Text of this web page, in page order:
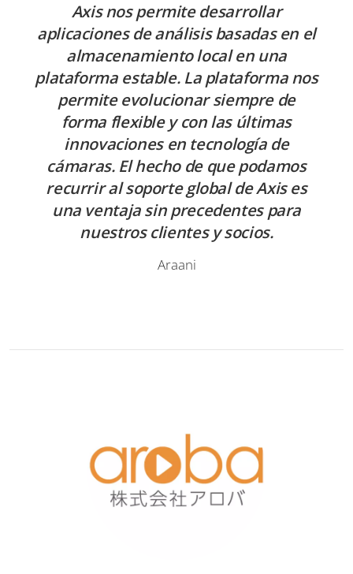
Axis nos permite desarrollar
aplicaciones de análisis basadas en el
almacenamiento local en una
plataforma estable. La plataforma nos
permite evolucionar siempre de
forma flexible y con las últimas
innovaciones en tecnología de
cámaras. El hecho de que podamos
recurrir al soporte global de Axis es
una ventaja sin precedentes para
nuestros clientes y socios.
Araani